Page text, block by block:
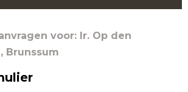
voor: Ir. Op den
Brunssum